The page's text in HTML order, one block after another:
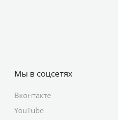
Мы в соцсетях
Вконтакте
YouTube